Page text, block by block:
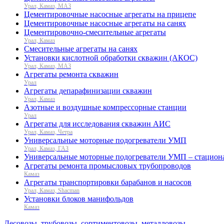
Урал, Камаз, МАЗ
Цементировочные насосные агрегаты на прицепе
Цементировочные насосные агрегаты на санях
Цементировочно-смесительные агрегаты
Урал, Камаз
Смесительные агрегаты на санях
Установки кислотной обработки скважин (АКОС)
Урал, Камаз, МАЗ
Агрегаты ремонта скважин
Урал
Агрегаты депарафинизации скважин
Урал, Камаз
Азотные и воздушные компрессорные станции
Урал
Агрегаты для исследования скважин АИС
Урал, Камаз, Четра
Универсальные моторные подогреватели УМП
Урал, Камаз, ГАЗ
Универсальные моторные подогреватели УМП –
Агрегаты ремонта промысловых трубопроводов
Камаз
Агрегаты транспортировки барабанов и насосов
Урал, Камаз, Shacman
Установки блоков манифольдов
Камаз